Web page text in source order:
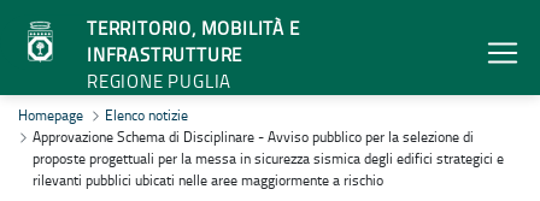
TERRITORIO, MOBILITÀ E
INFRASTRUTTURE
REGIONE PUGLIA
Approvazione Schema di Disciplinare - Avviso pubblico per la
Homepage
Elenco notizie
Approvazione Schema di Disciplinare - Avviso pubblico per la selezione di
proposte progettuali per la messa in sicurezza sismica degli edifici strategici e
rilevanti pubblici ubicati nelle aree maggiormente a rischio